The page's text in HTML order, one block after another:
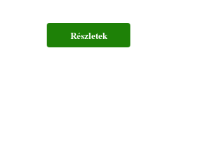
Részletek